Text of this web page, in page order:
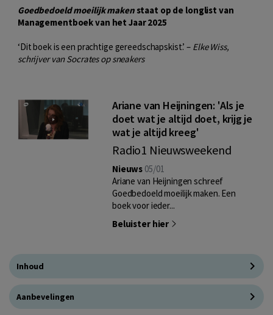
Goedbedoeld moeilijk makenstaat op de longlist van
Managementboek van het Jaar 2025
‘Dit boek is een prachtige gereedschapskist.’ – Elke Wiss,
schrijver van Socrates op sneakers
Ariane van Heijningen: 'Als je
doet wat je altijd doet, krijg je
wat je altijd kreeg'
Radio1 Nieuwsweekend
Nieuws 05/01
Ariane van Heijningen schreef
Goedbedoeld moeilijk maken. Een
boek voor ieder...
Beluister hier
Inhoud
Aanbevelingen